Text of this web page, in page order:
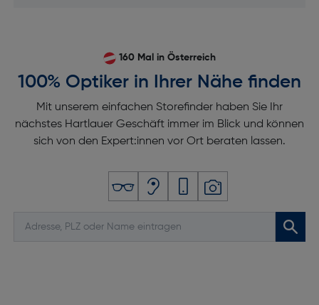
160 Mal in Österreich
100% Optiker in Ihrer Nähe finden
Mit unserem einfachen Storefinder haben Sie Ihr
nächstes Hartlauer Geschäft immer im Blick und können
sich von den Expert:innen vor Ort beraten lassen.